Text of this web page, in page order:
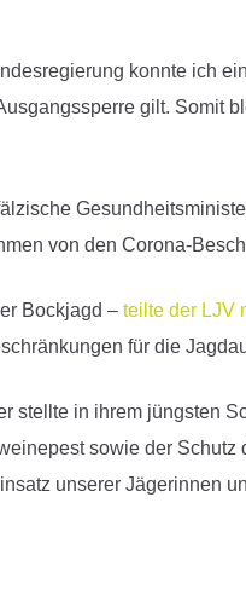
konnte ich
gilt. Somit
von den Corona-
Bockjagd – teilte der LJV
für die
stellte in ihrem jüngsten
sowie der
unserer Jägerinnen